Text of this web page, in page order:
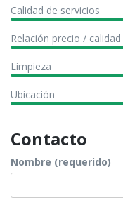
Calidad de servicios
Relación precio / calidad
Limpieza
Ubicación
Contacto
Nombre (requerido)